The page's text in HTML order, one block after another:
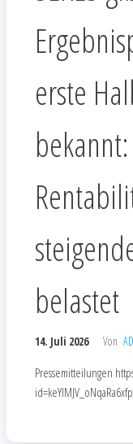
erste
belastet
14. Juli 2026 Von
Pressemitteilungen